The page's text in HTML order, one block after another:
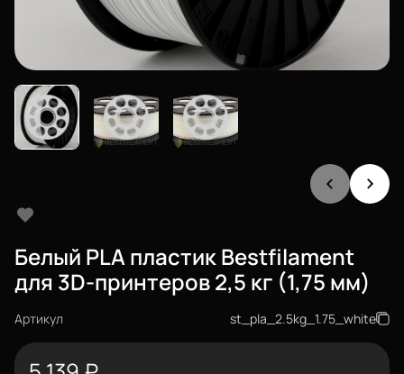
Белый PLA пластик Bestfilament
для 3D-принтеров 2,5 кг (1,75 мм)
Артикул st_pla_2.5kg_1.75_white